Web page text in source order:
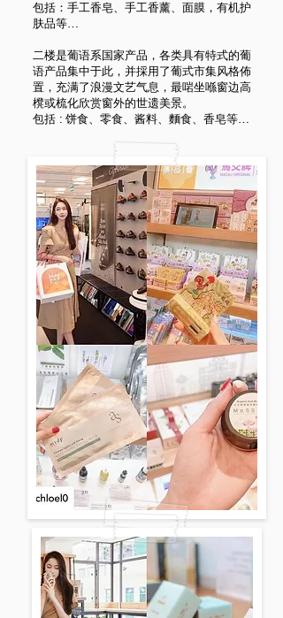
包括：手工香皂、手工香薰、面膜，有机护
肤品等…
二楼是葡语系国家产品，各类具有特式的葡
语产品集中于此，并採用了葡式市集风格佈
置，充满了浪漫文艺气息，最啱坐喺窗边高
櫈或梳化欣赏窗外的世遗美景。
包括 : 饼食、零食、酱料、麵食、香皂等…